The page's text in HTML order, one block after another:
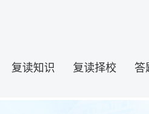
复读知识 复读择校 答